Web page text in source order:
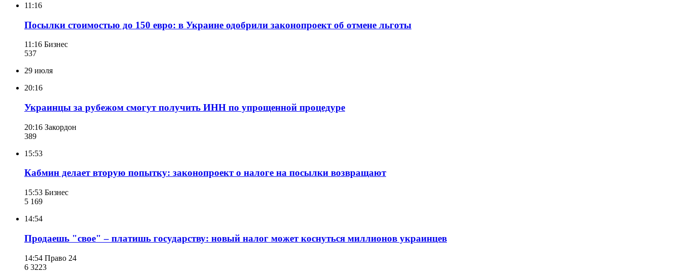
11:16
Посылки стоимостью до 150 евро: в Украине одобрили законопроект об отмене льготы
11:16 Бизнес
537
29 июля
20:16
Украинцы за рубежом смогут получить ИНН по упрощенной процедуре
20:16 Закордон
389
15:53
Кабмин делает вторую попытку: законопроект о налоге на посылки возвращают
15:53 Бизнес
5 169
14:54
Продаешь "свое" – платишь государству: новый налог может коснуться миллионов украинцев
14:54 Право 24
6 3223